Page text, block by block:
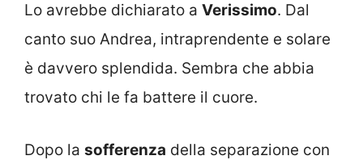
Lo avrebbe dichiarato a Verissimo. Dal
canto suo Andrea, intraprendente e solare
è davvero splendida. Sembra che abbia
trovato chi le fa battere il cuore.
Dopo la sofferenza della separazione con